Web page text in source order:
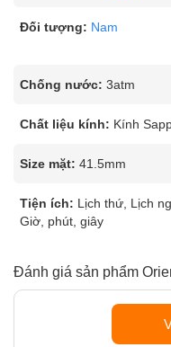
Đối tượng: Nam
Chống nước: 3atm
Chất liệu kính: Kính
Size mặt: 41.5mm
Tiện ích: Lịch thứ, Lịch
Giờ, phút, giây
Đánh giá sản phẩm